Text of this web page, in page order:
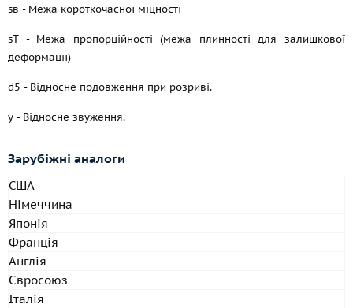
sв - Межа короткочасної міцності
sT - Межа пропорційності (межа плинності для залишкової
деформації)
d5 - Відносне подовження при розриві.
y - Відносне звуження.
Зарубіжні аналоги
США
Німеччина
Японія
Франція
Англія
Євросоюз
Італія